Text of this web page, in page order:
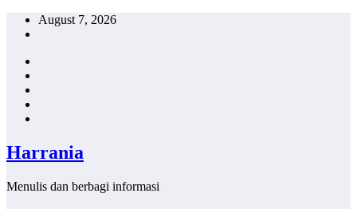
Skip
August 7, 2026
Harrania
Menulis dan berbagi informasi